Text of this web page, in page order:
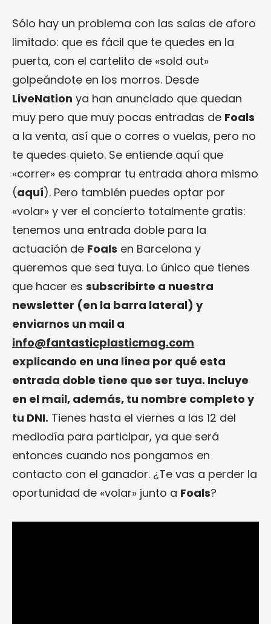
Sólo hay un problema con las salas de aforo
limitado: que es fácil que te quedes en la
puerta, con el cartelito de «sold out»
golpeándote en los morros. Desde
LiveNation ya han anunciado que quedan
muy pero que muy pocas entradas de Foals
a la venta, así que o corres o vuelas, pero no
te quedes quieto. Se entiende aquí que
«correr» es comprar tu entrada ahora mismo
(aquí). Pero también puedes optar por
«volar» y ver el concierto totalmente gratis:
tenemos una entrada doble para la
actuación de Foals en Barcelona y
queremos que sea tuya. Lo único que tienes
que hacer es subscribirte a nuestra
newsletter (en la barra lateral) y
enviarnos un mail a
info@fantasticplasticmag.com
explicando en una línea por qué esta
entrada doble tiene que ser tuya. Incluye
en el mail, además, tu nombre completo y
tu DNI. Tienes hasta el viernes a las 12 del
mediodía para participar, ya que será
entonces cuando nos pongamos en
contacto con el ganador. ¿Te vas a perder la
oportunidad de «volar» junto a Foals?